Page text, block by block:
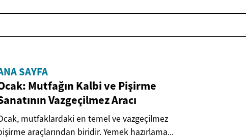
SAYFA
Mutfağın Kalbi ve Pişirme
Vazgeçilmez Aracı
mutfaklardaki en temel ve vazgeçilmez
araçlarından biridir. Yemek hazırlama...